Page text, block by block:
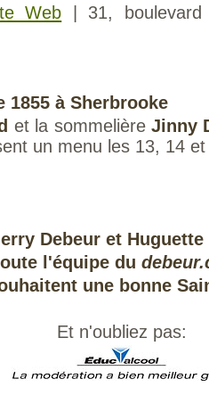
Web | 31, boulevard
1855 à Sherbrooke
et la sommelière Jinny
un menu les 13, 14
Debeur et Huguette
l'équipe du
une bonne
Et n'oubliez pas: